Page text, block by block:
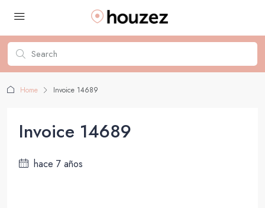
Home Invoice 14689
Invoice 14689
hace 7 años